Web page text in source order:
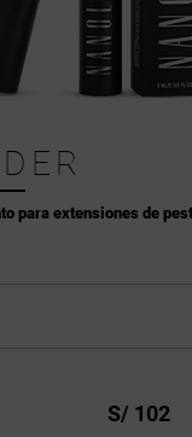
para extensiones de
S/ 102